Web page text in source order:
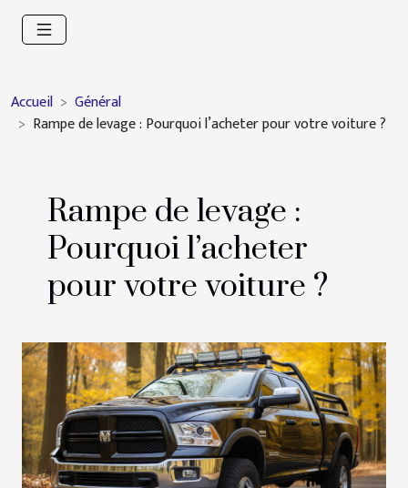
Accueil
Général
Rampe de levage : Pourquoi l’acheter pour votre voiture ?
Rampe de levage :
Pourquoi l’acheter
pour votre voiture ?